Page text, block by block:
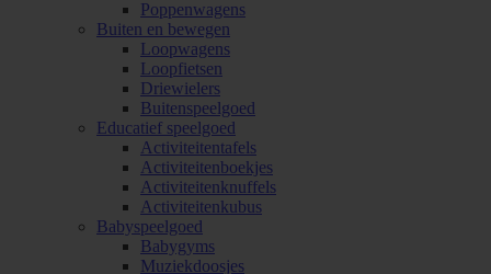
Poppenwagens
Buiten en bewegen
Loopwagens
Loopfietsen
Driewielers
Buitenspeelgoed
Educatief speelgoed
Activiteitentafels
Activiteitenboekjes
Activiteitenknuffels
Activiteitenkubus
Babyspeelgoed
Babygyms
Muziekdoosjes